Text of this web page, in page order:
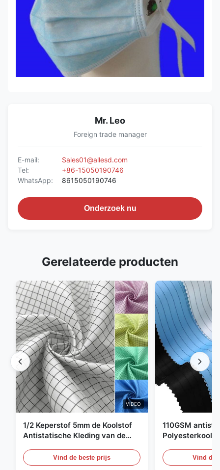
Mr. Leo
Foreign trade manager
E-mail:
Sales01@allesd.com
Tel:
+86-15050190746
WhatsApp:
8615050190746
Onderzoek nu
Gerelateerde producten
VIDEO
1/2 Keperstof 5mm de Koolstof
Antistatische Kleding van de
Vind de beste prijs
110GSM
Vind de